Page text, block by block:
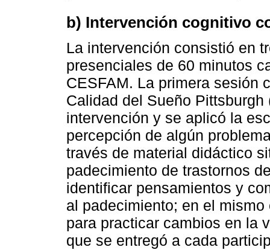
b) Intervención cognitivo
La intervención consistió en
presenciales de 60 minutos
CESFAM. La primera sesión
Calidad del Sueño
intervención y se aplicó la
percepción de algún
través de material didáctico
padecimiento de trastornos
identificar pensamientos y
al padecimiento; en el
para practicar cambios en la
que se entregó a cada